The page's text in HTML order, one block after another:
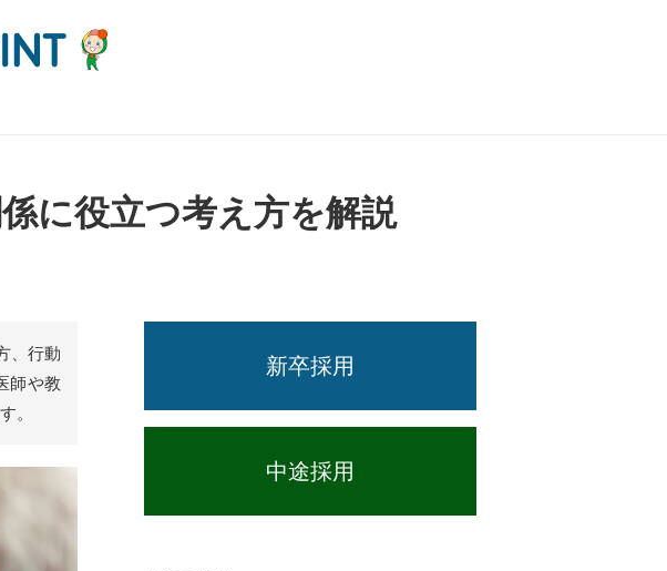
に役立つ考え方を解説
、行動
師や教
。
新卒採用
中途採用